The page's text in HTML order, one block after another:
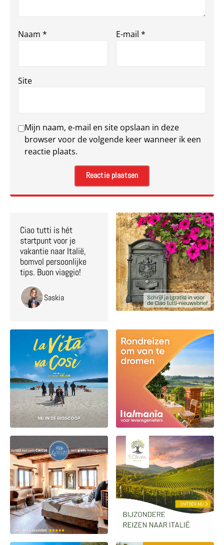
Naam * E-mail *
Site
Mijn naam, e-mail en site opslaan in deze
browser voor de volgende keer wanneer ik een
reactie plaats.
Ciao tutti is hét
startpunt voor je
vakantie naar Italië,
bomvol persoonlijke
tips. Buon viaggio!
Saskia